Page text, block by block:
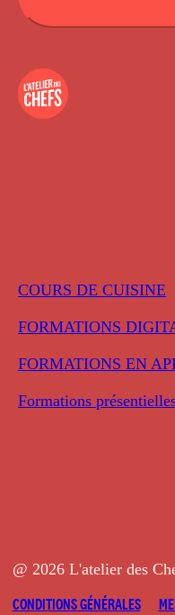
COURS DE CUISINE
FORMATIONS
FORMATIONS EN
Formations
@ 2026 L'atelier des
CONDITIONS GÉNÉRALES